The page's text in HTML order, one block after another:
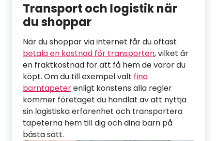
Transport och logistik när
du shoppar
När du shoppar via internet får du oftast
betala en kostnad för transporten, vilket är
en fraktkostnad för att få hem de varor du
köpt. Om du till exempel valt fina
barntapeterenligt konstens alla regler
kommer företaget du handlat av att nyttja
sin logistiska erfarenhet och transportera
tapeterna hem till dig och dina barn på
bästa sätt.